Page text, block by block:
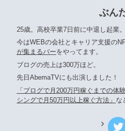
ぶん
25歳。高校卒業7日前に中退し起業。
今はWEBの会社とキャリア支援の
が集まるバーをやってます。
ブログの売上は300万ほど。
先日AbemaTVにも出演しました！
「ブログで月200万円稼ぐまでの体験
シングで月50万円以上稼ぐ方法」 な